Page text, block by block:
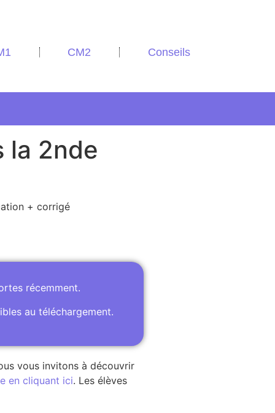
CM2 Conseils
la 2nde
+ corrigé
récemment.
au téléchargement.
vous invitons à découvrir
en cliquant ici. Les élèves